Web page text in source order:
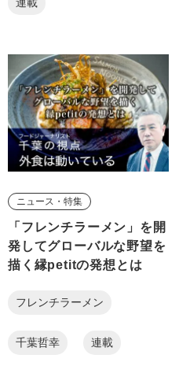
ニュース・特集
「フレンチラーメン」を開
発してグローバルな野望を
描く縁petitの発想とは
フレンチラーメン
千葉哲幸 連載